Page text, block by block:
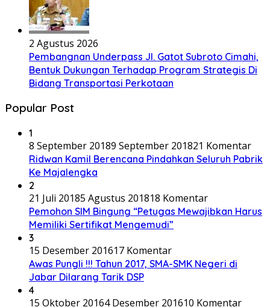
2 Agustus 2026
Pembangnan Underpass Jl. Gatot Subroto Cimahi,
Bentuk Dukungan Terhadap Program Strategis Di
Bidang Transportasi Perkotaan
Popular Post
1
8 September 20189 September 201821 Komentar
Ridwan Kamil Berencana Pindahkan Seluruh Pabrik
Ke Majalengka
2
21 Juli 20185 Agustus 201818 Komentar
Pemohon SIM Bingung “Petugas Mewajibkan Harus
Memiliki Sertifikat Mengemudi”
3
15 Desember 201617 Komentar
Awas Pungli !!! Tahun 2017, SMA-SMK Negeri di
Jabar Dilarang Tarik DSP
4
15 Oktober 20164 Desember 201610 Komentar